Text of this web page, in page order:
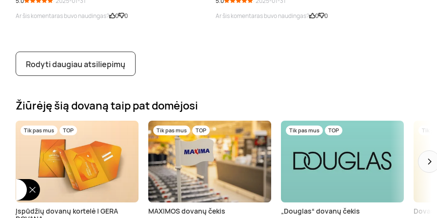
Ar šis komentaras buvo naudingas?
0 0
Ar šis komentaras buvo naudingas?
0 0
Rodyti daugiau atsiliepimų
Žiūrėję šią dovaną taip pat domėjosi
Tik pas mus TOP
Įspūdžių dovanų kortelė | GERA
Tik pas mus TOP
MAXIMOS dovanų čekis
Tik pas mus TOP
„Douglas“ dovanų čekis
Tik